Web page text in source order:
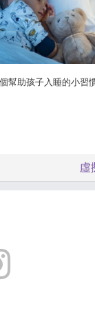
幫助孩子入睡的小習
虛